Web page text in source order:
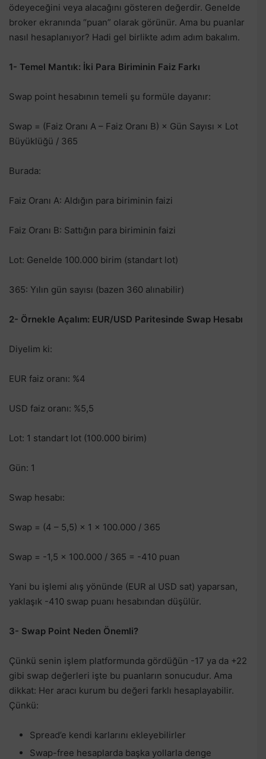
ödeyeceğini veya alacağını gösteren değerdir. Genelde
broker ekranında “puan” olarak görünür. Ama bu puanlar
nasıl hesaplanıyor? Hadi gel birlikte adım adım bakalım.
1- Temel Mantık: İki Para Biriminin Faiz Farkı
Swap point hesabının temeli şu formüle dayanır:
Swap = (Faiz Oranı A – Faiz Oranı B) × Gün Sayısı × Lot
Büyüklüğü / 365
Burada:
Faiz Oranı A: Aldığın para biriminin faizi
Faiz Oranı B: Sattığın para biriminin faizi
Lot: Genelde 100.000 birim (standart lot)
365: Yılın gün sayısı (bazen 360 alınabilir)
2- Örnekle Açalım: EUR/USD Paritesinde Swap Hesabı
Diyelim ki:
EUR faiz oranı: %4
USD faiz oranı: %5,5
Lot: 1 standart lot (100.000 birim)
Gün: 1
Swap hesabı:
Swap = (4 – 5,5) × 1 × 100.000 / 365
Swap = -1,5 × 100.000 / 365 = -410 puan
Yani bu işlemi alış yönünde (EUR al USD sat) yaparsan,
yaklaşık -410 swap puanı hesabından düşülür.
3- Swap Point Neden Önemli?
Çünkü senin işlem platformunda gördüğün -17 ya da +22
gibi swap değerleri işte bu puanların sonucudur. Ama
dikkat: Her aracı kurum bu değeri farklı hesaplayabilir.
Çünkü:
Spread’e kendi karlarını ekleyebilirler
Swap-free hesaplarda başka yollarla denge